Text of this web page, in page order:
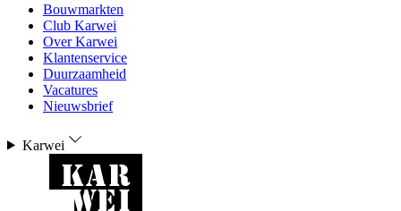
Bouwmarkten
Club Karwei
Over Karwei
Klantenservice
Duurzaamheid
Vacatures
Nieuwsbrief
Karwei